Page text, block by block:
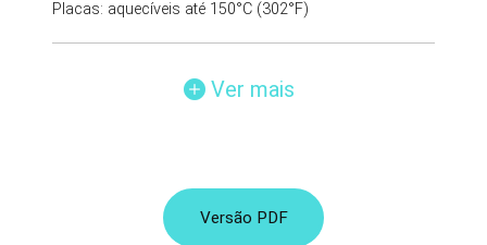
Placas: aquecíveis até 150°C (302°F)
Ver mais
Versão PDF